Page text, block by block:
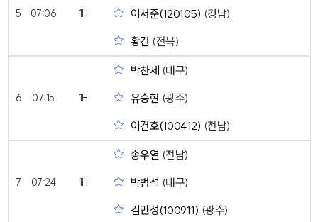
5 07:06 1H 이서준(120105) (경남)
황건 (전북)
6 07:15 1H
박찬제 (대구)
유승현 (광주)
이건호(100412) (전남)
7 07:24 1H
송우열 (전남)
박범석 (대구)
김민성(100911) (광주)